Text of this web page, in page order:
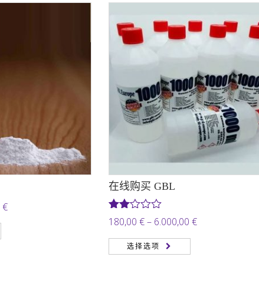
€价
在线购买 GBL
评分
2.00
&sol;
180,00 €– 6.000,00 €价
选择选项